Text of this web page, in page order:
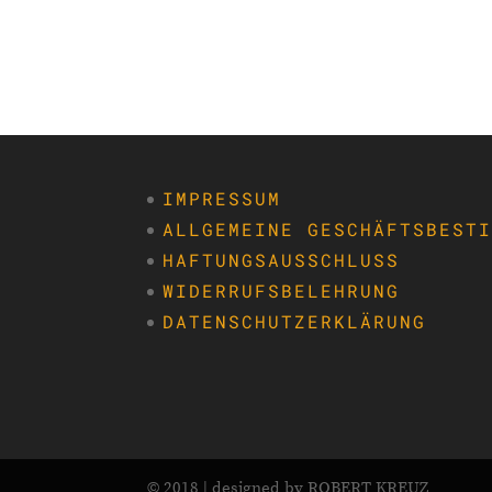
IMPRESSUM
ALLGEMEINE
HAFTUNGSAUSSCHLUSS
WIDERRUFSBELEHRUNG
DATENSCHUTZERKLÄRUNG